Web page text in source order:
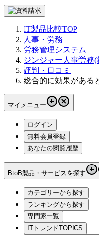
IT製品比較TOP
人事・労務
労務管理システム
ジンジャー人事労務
評判・口コミ
総合的に効果がある
マイメニュー
ログイン
無料会員登録
あなたの閲覧履歴
BtoB製品・サービスを探す
カテゴリーから探す
ランキングから探す
専門家一覧
ITトレンドTOPICS